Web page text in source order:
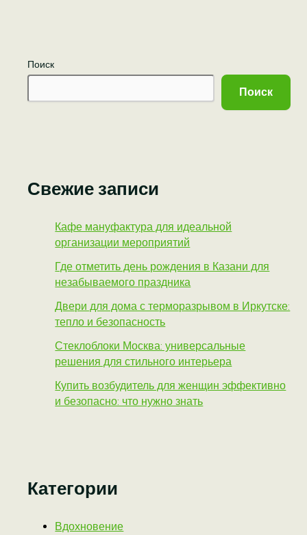
Поиск
Поиск
Свежие записи
Кафе мануфактура для идеальной
организации мероприятий
Где отметить день рождения в Казани для
незабываемого праздника
Двери для дома с терморазрывом в Иркутске:
тепло и безопасность
Стеклоблоки Москва: универсальные
решения для стильного интерьера
Купить возбудитель для женщин эффективно
и безопасно: что нужно знать
Категории
Вдохновение